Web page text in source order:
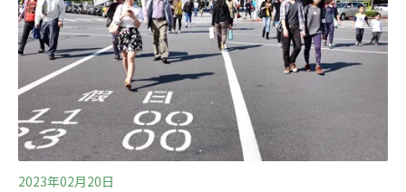
向循環：台灣竹材產業的新契機而竹子因具備生長迅速、
繁殖力強、用途多元，以及固碳能力高於一般木材等特
性，是台灣最具生命力的自然資源之一。除了受到產業變
遷影響，竹材的應用亦面臨諸多挑戰。相較於木材，竹材
因其結構中空、形體不規則、材質非均質，於設計與加工
上皆具有更高的技術門檻。林業及自然保育署副署長張岱
指
2023年02月20日